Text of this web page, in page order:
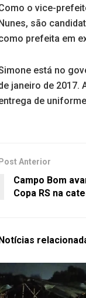
o vice-
são
prefeita em
está no
janeiro de 2017.
de
Post Anterior
Campo Bom
Copa RS na